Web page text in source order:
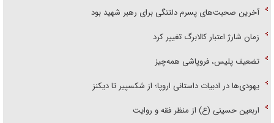
آخرین صحبت‌های پسرم دلتنگی برای رهبر شهید بود
زمان شارژ اعتبار کالابرگ تغییر کرد
تضعیف پلیس، فروپاشی همه‌چیز
یهودی‌ها در ادبیات داستانی اروپا؛ از شکسپیر تا دیکنز
اربعین حسینی (ع) از منظر فقه و روایت